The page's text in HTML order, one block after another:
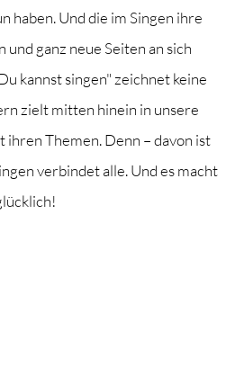
haben. Und die im Singen ihre
ganz neue Seiten an sich
kannst singen" zeichnet keine
zielt mitten hinein in unsere
Themen. Denn – davon ist
verbindet alle. Und es macht